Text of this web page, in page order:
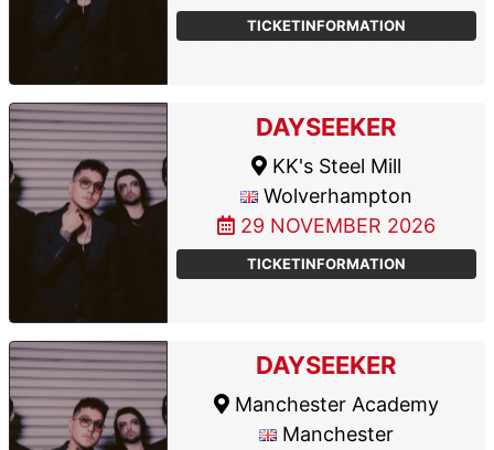
TICKETINFORMATION
DAYSEEKER
KK's Steel Mill
Wolverhampton
29 NOVEMBER 2026
TICKETINFORMATION
DAYSEEKER
Manchester Academy
Manchester